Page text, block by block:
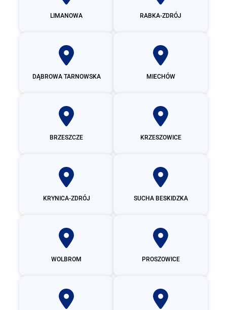
LIMANOWA RABKA-ZDRÓJ
DĄBROWA TARNOWSKA MIECHÓW
BRZESZCZE KRZESZOWICE
KRYNICA-ZDRÓJ SUCHA BESKIDZKA
WOLBROM PROSZOWICE